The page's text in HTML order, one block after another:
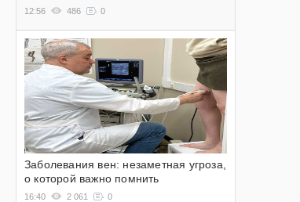
12:56 486 0
Заболевания вен: незаметная угроза,
о которой важно помнить
16:40 2 061 0